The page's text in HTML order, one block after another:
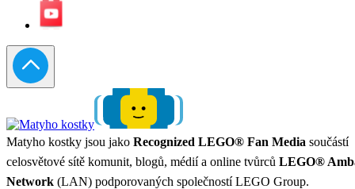
Matyho kostky jsou jako Recognized LEGO® Fan Media součástí
celosvětové sítě komunit, blogů, médií a online tvůrců LEGO®
Network (LAN) podporovaných společností LEGO Group.